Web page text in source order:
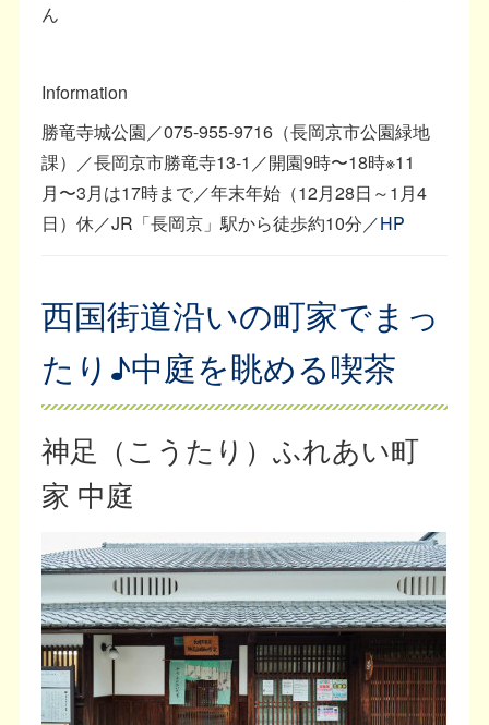
ん
Information
勝竜寺城公園／075-955-9716（長岡京市公園緑地
課）／長岡京市勝竜寺13-1／開園9時〜18時※11
月〜3月は17時まで／年末年始（12月28日～1月4
日）休／JR「長岡京」駅から徒歩約10分／HP
西国街道沿いの町家でまっ
たり♪中庭を眺める喫茶
神足（こうたり）ふれあい町
家 中庭